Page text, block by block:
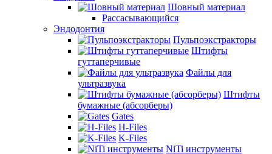
Шовный материал
Рассасывающийся
Эндодонтия
Пульпоэкстракторы
Штифты
гуттаперчивые
Файлы для
ультразвука
Штифты
бумажные (абсорберы)
Gates
H-Files
K-Files
NiTi инструменты